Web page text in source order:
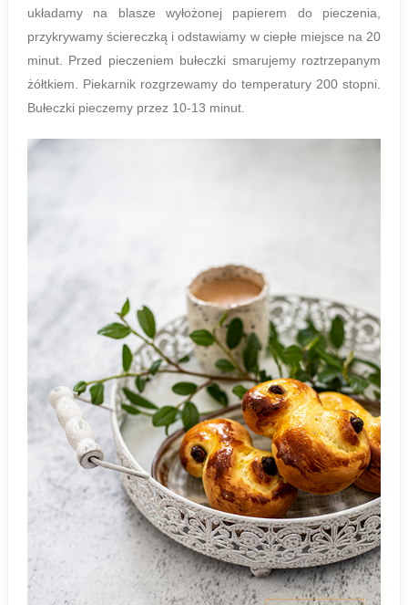
układamy na blasze wyłożonej papierem do pieczenia,
przykrywamy ściereczką i odstawiamy w ciepłe miejsce na 20
minut. Przed pieczeniem bułeczki smarujemy roztrzepanym
żółtkiem. Piekarnik rozgrzewamy do temperatury 200 stopni.
Bułeczki pieczemy przez 10-13 minut.